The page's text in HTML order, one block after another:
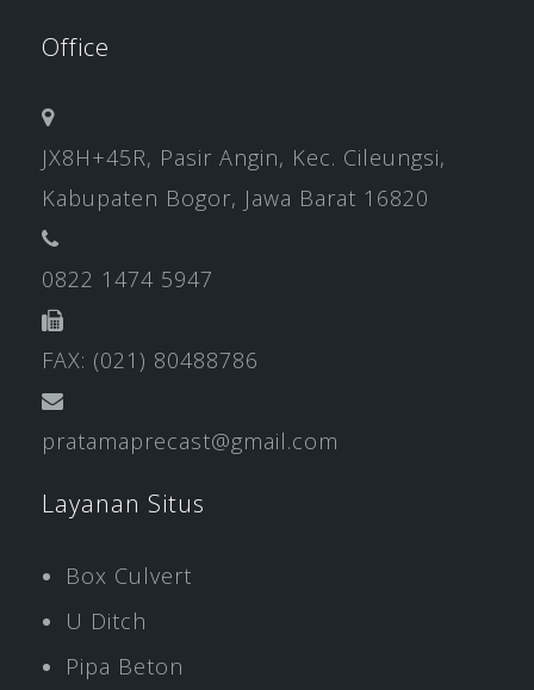
Office
JX8H+45R, Pasir Angin, Kec. Cileungsi,
Kabupaten Bogor, Jawa Barat 16820
0822 1474 5947
FAX: (021) 80488786
pratamaprecast@gmail.com
Layanan Situs
Box Culvert
U Ditch
Pipa Beton